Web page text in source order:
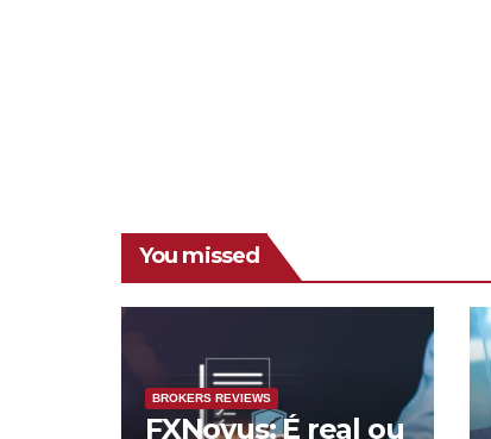
You missed
BROKERS REVIEWS
FXNovus: É real ou